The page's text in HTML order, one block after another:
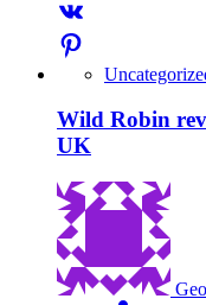
Wild Robin
UK